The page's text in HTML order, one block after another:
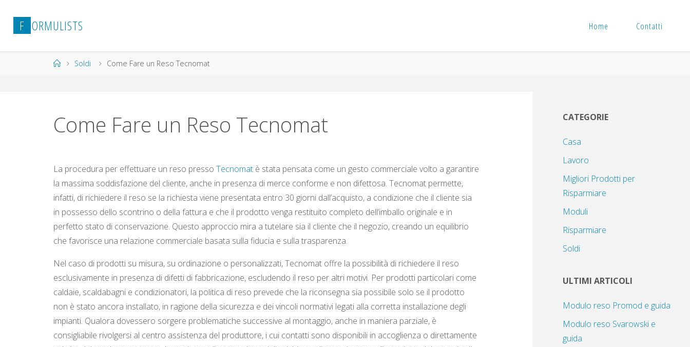
contenuto
F ORMULISTS Home Contatti
HomeSoldi Come Fare un Reso Tecnomat
Come Fare un Reso Tecnomat
La procedura per effettuare un reso presso Tecnomatè stata pensata come un gesto commerciale volto a garantire
la massima soddisfazione del cliente, anche in presenza di merce conforme e non difettosa. Tecnomat permette,
infatti, di richiedere il reso se la richiesta viene presentata entro 30 giorni dall’acquisto, a condizione che il cliente sia
in possesso dello scontrino o della fattura e che il prodotto venga restituito completo dell’imballo originale e in
perfetto stato di conservazione. Questo approccio mira a tutelare sia il cliente che il negozio, creando un equilibrio
che favorisce una relazione commerciale basata sulla fiducia e sulla trasparenza.
Nel caso di prodotti su misura, su ordinazione o personalizzati, Tecnomat offre la possibilità di richiedere il reso
esclusivamente in presenza di difetti di fabbricazione, escludendo il reso per altri motivi. Per prodotti particolari come
caldaie, scaldabagni e condizionatori, la politica di reso prevede che la riconsegna sia possibile solo se il prodotto
non è stato ancora installato, in ragione della sicurezza e dei vincoli normativi legati alla corretta installazione degli
impianti. Qualora dovessero sorgere problematiche successive al montaggio, anche in maniera parziale, è
consigliabile rivolgersi al centro assistenza del produttore, i cui contatti sono disponibili in accoglienza o direttamente
CATEGORIE
Casa
Lavoro
Migliori Prodotti per
Risparmiare
Moduli
Risparmiare
Soldi
ULTIMI ARTICOLI
Modulo reso Promod e guida
Modulo reso Svarowski e
guida